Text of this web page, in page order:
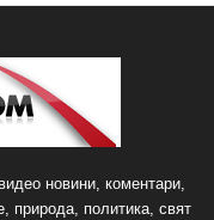
новини, коментари,
природа, политика, свят